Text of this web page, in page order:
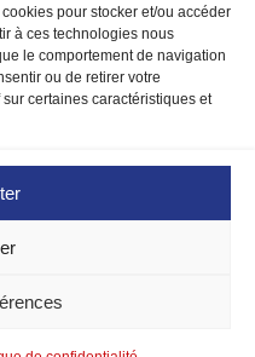
pour stocker et/ou accéder
à ces technologies nous
le comportement de navigation
ou de retirer votre
certaines caractéristiques et
CONTACT
|
de contrôle